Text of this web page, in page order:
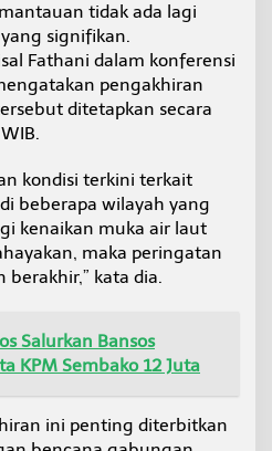
tidak ada lagi
signifikan.
Fathani dalam konferensi
pengakhiran
ditetapkan secara
kondisi terkini terkait
beberapa wilayah yang
kenaikan muka air laut
maka peringatan
kata dia.
Salurkan Bansos
KPM Sembako 12 Juta
ini penting diterbitkan